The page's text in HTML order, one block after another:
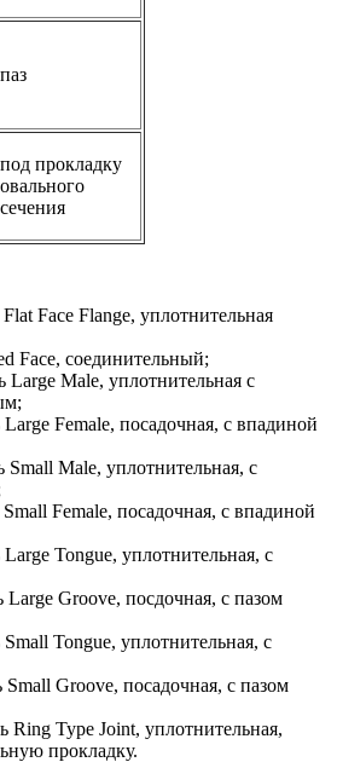
паз
под прокладку
овального
сечения
Face Flange, уплотнительная
Face, соединительный;
Large Male, уплотнительная с
Female, посадочная, с впадиной
Small Male, уплотнительная, с
Female, посадочная, с впадиной
Tongue, уплотнительная, с
Large Groove, посдочная, с пазом
Tongue, уплотнительная, с
Small Groove, посадочная, с пазом
Ring Type Joint, уплотнительная,
прокладку.